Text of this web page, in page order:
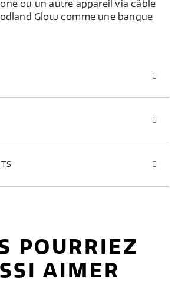
ou un autre appareil via câble
Glow comme une banque
POURRIEZ
AIMER